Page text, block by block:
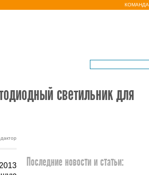
КОМАНДА
светильник для
Последние новости и статьи: